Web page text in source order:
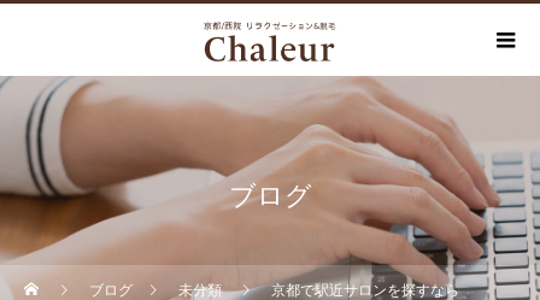
ブログ
ブログ 未分類 京都で駅近サロンを探すなら